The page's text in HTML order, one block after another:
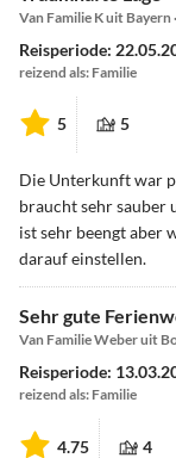
Van Familie K uit Bayern
Reisperiode:
reizend als: Familie
5 5
Die Unterkunft war
braucht sehr sauber
ist sehr beengt aber
darauf einstellen.
Sehr gute
Van Familie Weber uit
Reisperiode:
reizend als: Familie
4.75 4